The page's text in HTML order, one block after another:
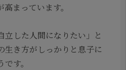
まっています。
立した人間になりたい」と
生き方がしっかりと息子に
す。